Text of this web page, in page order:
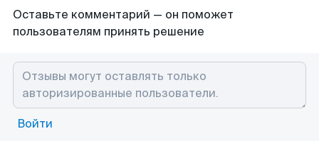
Оставьте комментарий — он поможет
пользователям принять решение
Войти